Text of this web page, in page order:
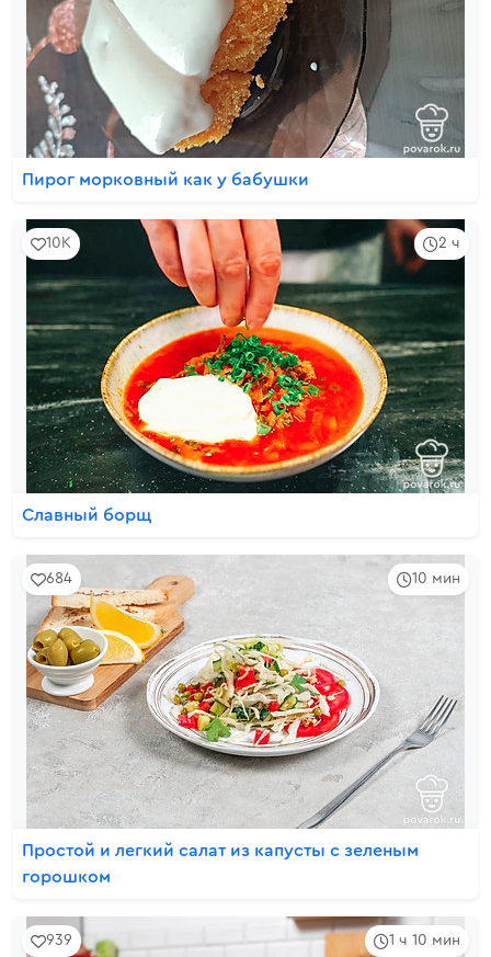
Пирог морковный как у бабушки
2 ч
10K
Славный борщ
10 мин
684
Простой и легкий салат из капусты с зеленым
горошком
1 ч 10 мин
939